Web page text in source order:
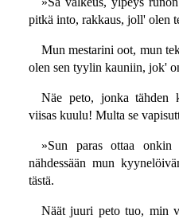
pitkä into, rakkaus, joll' olen
Mun mestarini oot, mun
olen sen tyylin kauniin, jok'
Näe peto, jonka tähden
viisas kuulu! Multa se
»Sun paras ottaa onkin
nähdessään mun
tästä.
Näät juuri peto tuo, min